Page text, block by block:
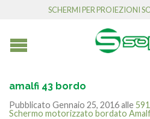
SCHERMI PER PROIEZIONI
amalfi 43 bordo
Pubblicato Gennaio 25, 2016alle
Schermo motorizzato bordato